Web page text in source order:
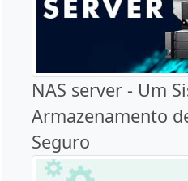
NAS server - Um
Armazenamento
Seguro